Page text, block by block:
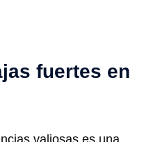
fuertes en